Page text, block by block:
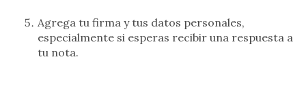
Agrega tu firma y tus datos personales,
especialmente si esperas recibir una respuesta a
tu nota.